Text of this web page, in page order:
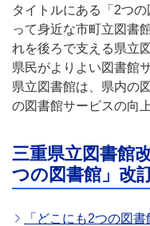
タイトルにある「2つ
って身近な市町立図書
れを後ろで支える県立
県民がよりよい図書館
県立図書館は、県内の
の図書館サービスの向
三重県立図書館
つの図書館」改
「どこにも2つの図